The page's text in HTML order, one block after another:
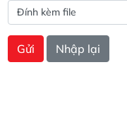
Đính kèm file